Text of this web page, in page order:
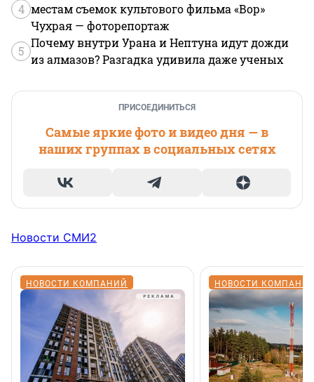
4 местам съемок культового фильма «Вор»
Чухрая — фоторепортаж
5
Почему внутри Урана и Нептуна идут дожди
из алмазов? Разгадка удивила даже ученых
ПРИСОЕДИНИТЬСЯ
Самые яркие фото и видео дня — в
наших группах в социальных сетях
Новости СМИ2
НОВОСТИ КОМПАНИЙ НОВОСТИ